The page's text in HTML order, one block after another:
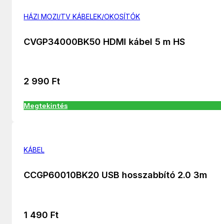
HÁZI MOZI/TV KÁBELEK/OKOSÍTÓK
CVGP34000BK50 HDMI kábel 5 m HS
2 990 Ft
Megtekintés
KÁBEL
CCGP60010BK20 USB hosszabbító 2.0 3m
1 490 Ft